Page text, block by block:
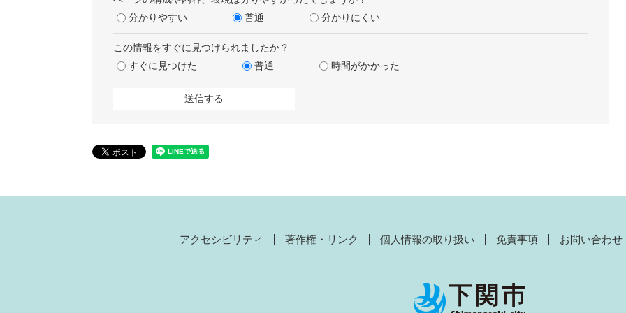
分かりやすい
普通 分かりにくい
この情報をすぐに見つけられましたか？
すぐに見つけた
普通 時間がかかった
アクセシビリティ 著作権・リンク 個人情報の取り扱い 免責事項 お問い合わせ